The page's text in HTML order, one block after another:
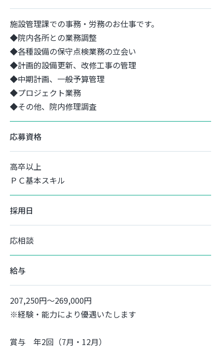
施設管理課での事務・労務のお仕事です。
◆院内各所との業務調整
◆各種設備の保守点検業務の立会い
◆計画的設備更新、改修工事の管理
◆中期計画、一般予算管理
◆プロジェクト業務
◆その他、院内修理調査
応募資格
高卒以上
ＰＣ基本スキル
採用日
応相談
給与
207,250円～269,000円
※経験・能力により優遇いたします
賞与 年2回（7月・12月）